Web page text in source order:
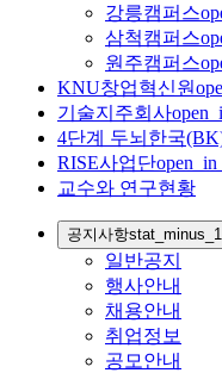
강릉캠퍼스
삼척캠퍼스
원주캠퍼스
KNU창업혁신원
기술지주회사
4단계 두뇌한국
RISE사업단
교수와 연구현황
공지사항stat_minus_1
일반공지
행사안내
채용안내
취업정보
공모안내